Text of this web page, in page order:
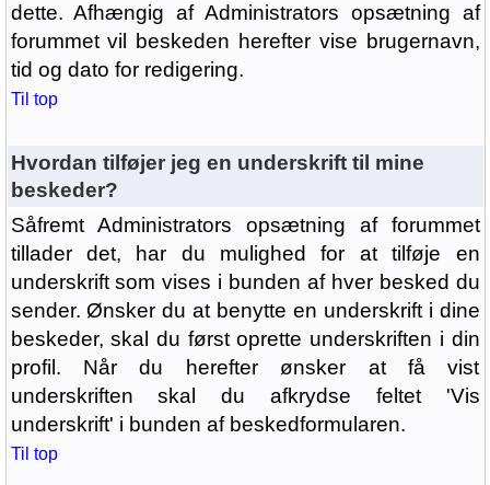
dette. Afhængig af Administrators opsætning af
forummet vil beskeden herefter vise brugernavn,
tid og dato for redigering.
Til top
Hvordan tilføjer jeg en underskrift til mine
beskeder?
Såfremt Administrators opsætning af forummet
tillader det, har du mulighed for at tilføje en
underskrift som vises i bunden af hver besked du
sender. Ønsker du at benytte en underskrift i dine
beskeder, skal du først oprette underskriften i din
profil. Når du herefter ønsker at få vist
underskriften skal du afkrydse feltet 'Vis
underskrift' i bunden af beskedformularen.
Til top